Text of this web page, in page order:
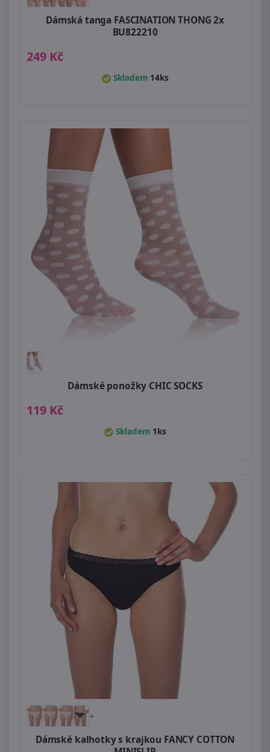
Dámská tanga FASCINATION THONG 2x
BU822210
249 Kč
Skladem 14ks
Dámské ponožky CHIC SOCKS
119 Kč
Skladem 1ks
+
Dámské kalhotky s krajkou FANCY COTTON